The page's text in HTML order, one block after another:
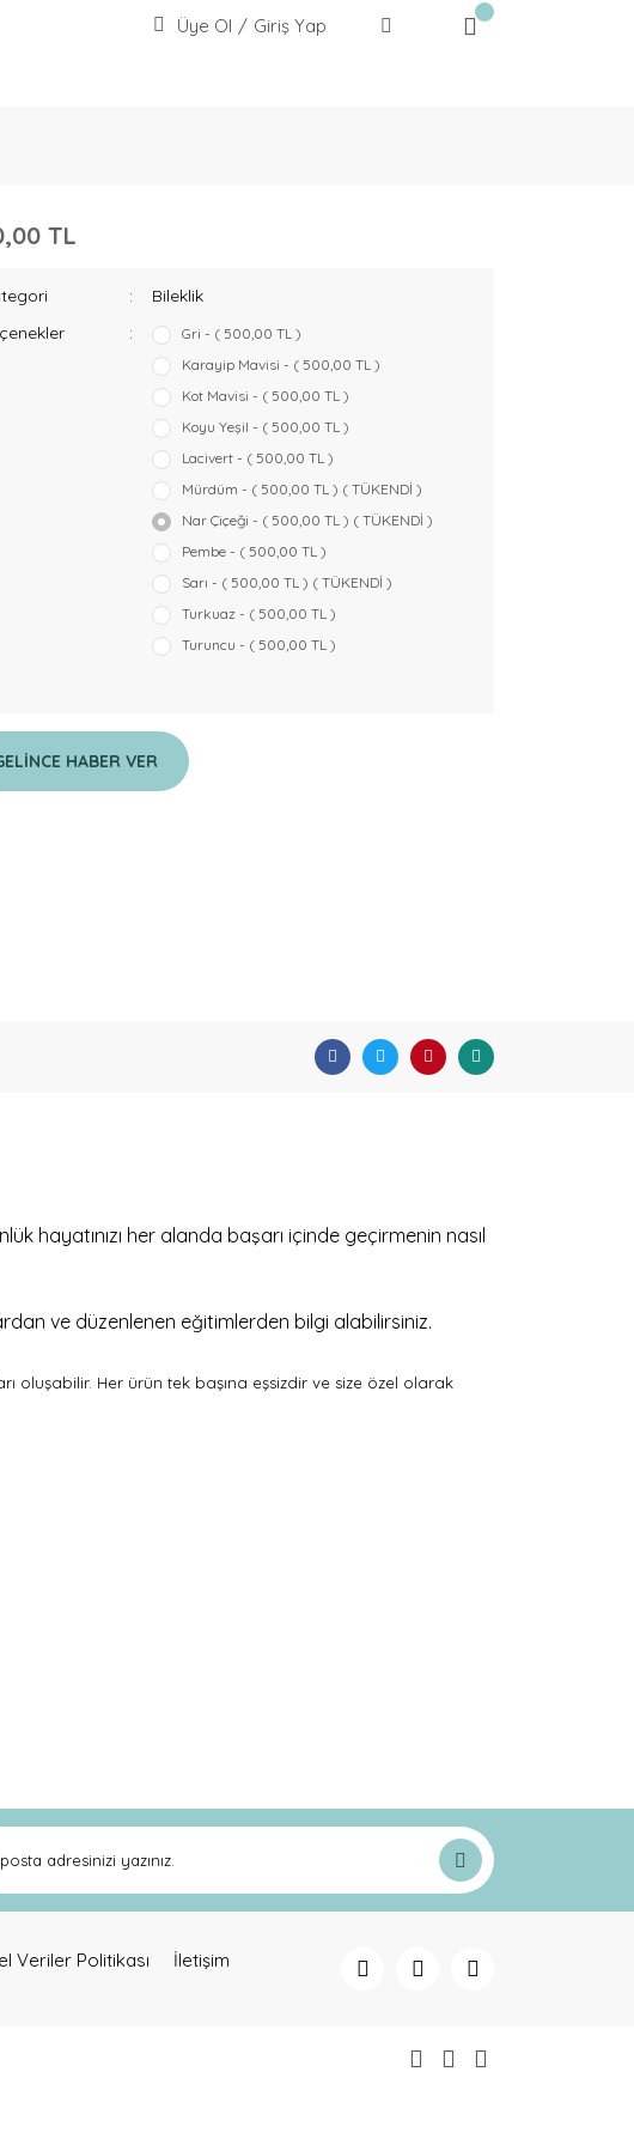
Üye Ol / Giriş Yap
TL
Bileklik
Gri - ( 500,00 TL )
Karayip Mavisi - ( 500,00 TL )
Kot Mavisi - ( 500,00 TL )
Koyu Yeşil - ( 500,00 TL )
Lacivert - ( 500,00 TL )
Mürdüm - ( 500,00 TL ) ( TÜKENDİ )
Nar Çiçeği - ( 500,00 TL ) ( TÜKENDİ )
Pembe - ( 500,00 TL )
Sarı - ( 500,00 TL ) ( TÜKENDİ )
Turkuaz - ( 500,00 TL )
Turuncu - ( 500,00 TL )
HABER VER
hayatınızı her alanda başarı içinde geçirmenin nasıl
ve düzenlenen eğitimlerden bilgi alabilirsiniz.
oluşabilir. Her ürün tek başına eşsizdir ve size özel olarak
Veriler Politikası İletişim